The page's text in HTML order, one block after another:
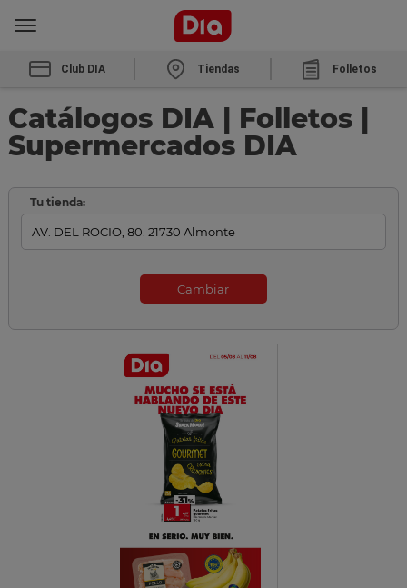
Club DIA Tiendas Folletos
Catálogos DIA | Folletos |
Supermercados DIA
Tu tienda:
Cambiar